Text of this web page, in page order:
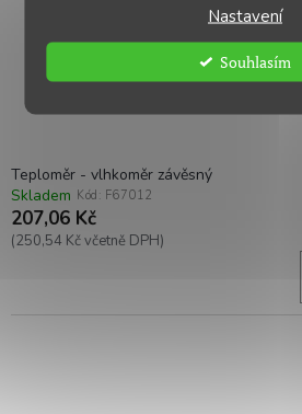
Nastavení
Souhlasím
Teploměr - vlhkoměr závěsný
Skladem Kód: F67012
207,06 Kč
(250,54 Kč včetně DPH)